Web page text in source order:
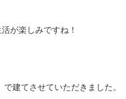
が楽しみですね！
建てさせていただきました。